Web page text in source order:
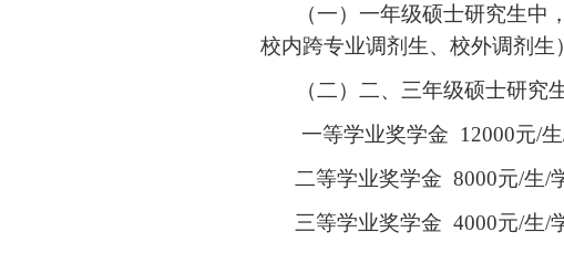
（一） 一年级硕士研究生中
校内跨专业调剂生、校外调剂生
（二） 二、三年级硕士研究
一等学业奖学金 12000元/生
二等学业奖学金 8000元/生/
三等学业奖学金 4000元/生/